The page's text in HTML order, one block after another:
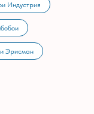
Индустрия
Эрисман